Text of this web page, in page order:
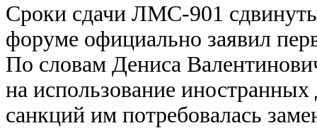
Сроки сдачи ЛМС-901
форуме официально заявил
По словам Дениса
на использование иностранных
санкций им потребовалась